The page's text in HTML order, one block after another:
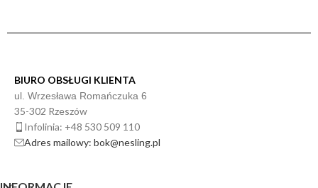
BIURO OBSŁUGI KLIENTA
ul. Wrzesława Romańczuka 6
35-302 Rzeszów
Infolinia: +48 530 509 110
Adres mailowy: bok@nesling.pl